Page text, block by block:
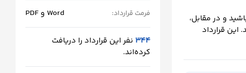
و در مقابل،
قرارداد
فرمت قرارداد: Word و PDF
344 نفر این قرارداد را دریافت
کرده‌اند.